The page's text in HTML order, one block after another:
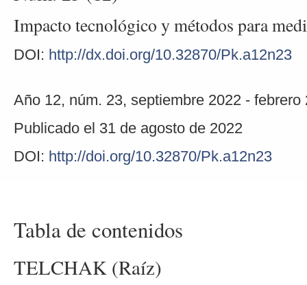
Impacto tecnológico y métodos para
DOI: http://dx.doi.org/10.32870/Pk.a12n23
Año 12, núm. 23, septiembre 2022 - febrero
Publicado el 31 de agosto de 2022
DOI: http://doi.org/10.32870/Pk.a12n23
Tabla de contenidos
TELCHAK (Raíz)